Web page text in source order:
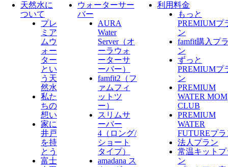
天然水に
ついて
プレ
ミア
ムウ
ォー
ター
とい
う天
然水
私た
ちの
想い
家に
井戸
を持
とう
富士
ウォーターサー
バー
AURA
Water
Server​（オ
ーラウォ
ーターサ
ーバー）
famfit2（フ
ァムフィ
ットツ
ー）
スリムサ
ーバー
4（ロング/
ショート
タイプ）
amadana ス
利用料金
もっと
PREMIUMプ
ン
famfit購入プ
ン
ずっと
PREMIUMプ
ン
PREMIUM
WATER MOM
CLUB
PREMIUM
WATER
FUTUREプラ
法人プラン
常温キットプ
ン